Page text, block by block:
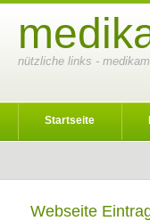
nützliche links -
Startseite
Webseite